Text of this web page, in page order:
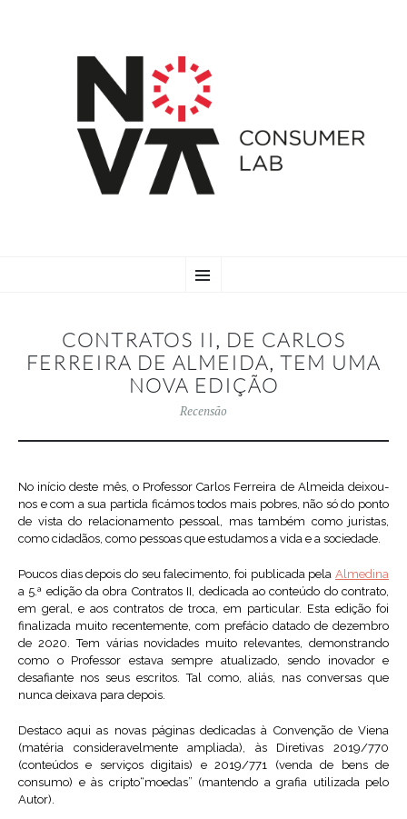
TO
CONTRATOS II, DE CARLOS
FERREIRA DE ALMEIDA, TEM UMA
NOVA EDIÇÃO
Recensão
No início deste mês, o Professor Carlos Ferreira de Almeida deixou-
nos e com a sua partida ficámos todos mais pobres, não só do ponto
de vista do relacionamento pessoal, mas também como juristas,
como cidadãos, como pessoas que estudamos a vida e a sociedade.
Poucos dias depois do seu falecimento, foi publicada pela Almedina
a 5.ª edição da obra Contratos II, dedicada ao conteúdo do contrato,
em geral, e aos contratos de troca, em particular. Esta edição foi
finalizada muito recentemente, com prefácio datado de dezembro
de 2020. Tem várias novidades muito relevantes, demonstrando
como o Professor estava sempre atualizado, sendo inovador e
desafiante nos seus escritos. Tal como, aliás, nas conversas que
nunca deixava para depois.
Destaco aqui as novas páginas dedicadas à Convenção de Viena
(matéria consideravelmente ampliada), às Diretivas 2019/770
(conteúdos e serviços digitais) e 2019/771 (venda de bens de
consumo) e às cripto“moedas” (mantendo a grafia utilizada pelo
Autor).